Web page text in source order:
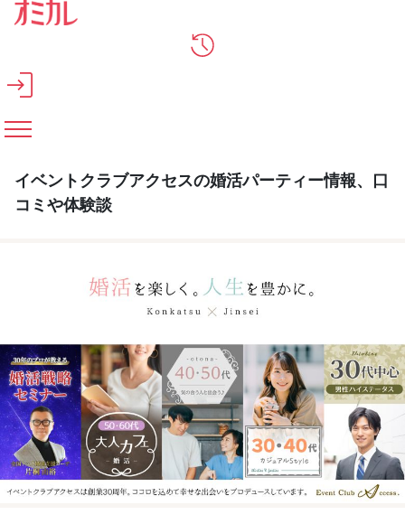
メインコンテンツへスキップ
イベントクラブアクセスの婚活パーティー情報、口
コミや体験談